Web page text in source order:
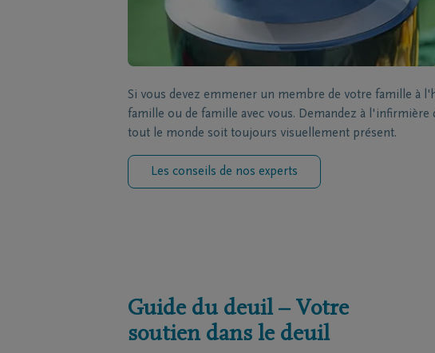
Si vous devez emmener un membre de votre famille à
famille ou de famille avec vous. Demandez à l'infirmière
tout le monde soit toujours visuellement présent.
Les conseils de nos experts
Guide du deuil – Votre
soutien dans le deuil